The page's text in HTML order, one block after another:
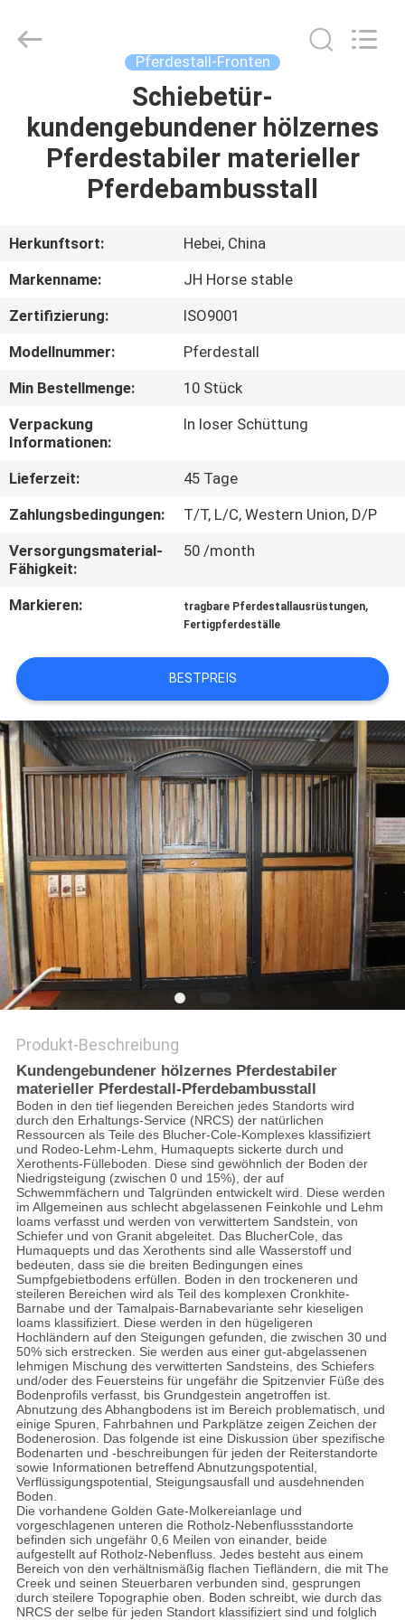
PRODUKTE
UNS
AUSFLUG
QUALITÄTSKONTROLLE
TRETEN
SIE
MIT
UNS
IN
VERBINDUNG
FORDERN
SIE
EIN
ZITAT
SITEMAP
DATENSCHUTZRICHTLINIE
Pferdestall-Fronten
Schiebetür-
kundengebundener hölzernes
Pferdestabiler materieller
Pferdebambusstall
Herkunftsort:
Hebei, China
Markenname:
JH Horse stable
Zertifizierung:
ISO9001
Modellnummer:
Pferdestall
Min Bestellmenge:
10 Stück
Verpackung
Informationen:
In loser Schüttung
Lieferzeit:
45 Tage
Zahlungsbedingungen:
T/T, L/C, Western Union, D/P
Versorgungsmaterial-
Fähigkeit:
50 /month
Markieren: tragbare Pferdestallausrüstungen,
Fertigpferdeställe
BESTPREIS
Produkt-Beschreibung
Kundengebundener hölzernes Pferdestabiler
materieller Pferdestall-Pferdebambusstall
Boden in den tief liegenden Bereichen jedes Standorts wird
durch den Erhaltungs-Service (NRCS) der natürlichen
Ressourcen als Teile des Blucher-Cole-Komplexes klassifiziert
und Rodeo-Lehm-Lehm, Humaquepts sickerte durch und
Xerothents-Fülleboden. Diese sind gewöhnlich der Boden der
Niedrigsteigung (zwischen 0 und 15%), der auf
Schwemmfächern und Talgründen entwickelt wird. Diese werden
im Allgemeinen aus schlecht abgelassenen Feinkohle und Lehm
loams verfasst und werden von verwittertem Sandstein, von
Schiefer und von Granit abgeleitet. Das BlucherCole, das
Humaquepts und das Xerothents sind alle Wasserstoff und
bedeuten, dass sie die breiten Bedingungen eines
Sumpfgebietbodens erfüllen. Boden in den trockeneren und
steileren Bereichen wird als Teil des komplexen Cronkhite-
Barnabe und der Tamalpais-Barnabevariante sehr kieseligen
loams klassifiziert. Diese werden in den hügeligeren
Hochländern auf den Steigungen gefunden, die zwischen 30 und
50% sich erstrecken. Sie werden aus einer gut-abgelassenen
lehmigen Mischung des verwitterten Sandsteins, des Schiefers
und/oder des Feuersteins für ungefähr die Spitzenvier Füße des
Bodenprofils verfasst, bis Grundgestein angetroffen ist.
Abnutzung des Abhangbodens ist im Bereich problematisch, und
einige Spuren, Fahrbahnen und Parkplätze zeigen Zeichen der
Bodenerosion. Das folgende ist eine Diskussion über spezifische
Bodenarten und -beschreibungen für jeden der Reiterstandorte
sowie Informationen betreffend Abnutzungspotential,
Verflüssigungspotential, Steigungsausfall und ausdehnenden
Boden.
Die vorhandene Golden Gate-Molkereianlage und
vorgeschlagenen unteren die Rotholz-Nebenflussstandorte
befinden sich ungefähr 0,6 Meilen von einander, beide
aufgestellt auf Rotholz-Nebenfluss. Jedes besteht aus einem
Bereich von den verhältnismäßig flachen Tiefländern, die mit The
Creek und seinen Steuerbaren verbunden sind, gesprungen
durch steilere Topographie oben. Boden schreibt, wie durch das
NRCS der selbe für jeden Standort klassifiziert sind und folglich